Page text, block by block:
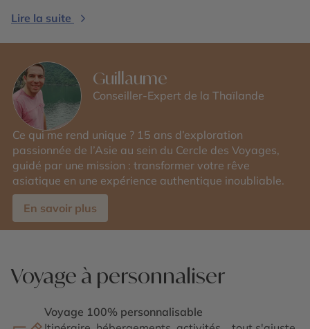
Lire la suite
Guillaume
Conseiller-Expert de la Thaïlande
Ce qui me rend unique ? 15 ans d’exploration
passionnée de l’Asie au sein du Cercle des Voyages,
guidé par une mission : transformer votre rêve
asiatique en une expérience authentique inoubliable.
En savoir plus
Voyage à personnaliser
Voyage 100% personnalisable